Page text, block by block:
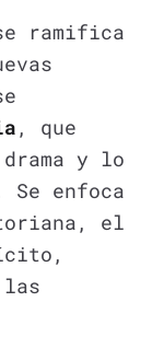
ramifica
, que
y lo
enfoca
el
las